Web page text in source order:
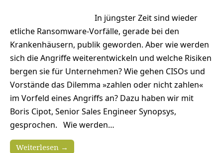
In jüngster Zeit sind wieder
etliche Ransomware-Vorfälle, gerade bei den
Krankenhäusern, publik geworden. Aber wie werden
sich die Angriffe weiterentwickeln und welche Risiken
bergen sie für Unternehmen? Wie gehen CISOs und
Vorstände das Dilemma »zahlen oder nicht zahlen«
im Vorfeld eines Angriffs an? Dazu haben wir mit
Boris Cipot, Senior Sales Engineer Synopsys,
gesprochen. Wie werden…
Weiterlesen →